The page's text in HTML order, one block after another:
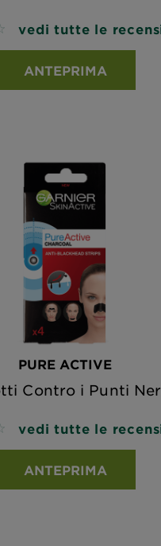
vedi tutte le
ANTEPRIMA
PURE ACTIVE
Contro i Punti
vedi tutte le
ANTEPRIMA